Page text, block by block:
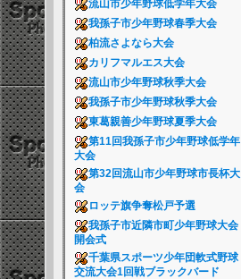
流山市少年野球低学年大会
我孫子市少年野球春季大会
柏流さよなら大会
カリフマルエス大会
流山市少年野球秋季大会
我孫子市少年野球秋季大会
東葛親善少年野球夏季大会
第11回我孫子市少年野球低学年
大会
第32回流山市少年野球市長杯大
会
ロッテ旗争奪松戸予選
我孫子市近隣市町少年野球大会
開会式
千葉県スポーツ少年団軟式野球
交流大会1回戦ブラックバード